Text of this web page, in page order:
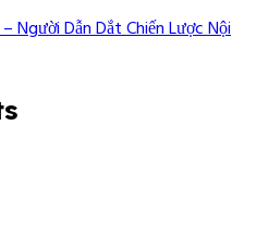
Người Dẫn Dắt Chiến Lược Nội